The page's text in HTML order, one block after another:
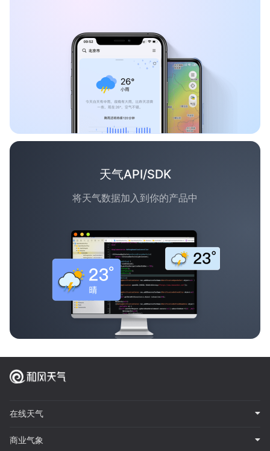
天气API/SDK
将天气数据加入到你的产品中
在线天气
商业气象